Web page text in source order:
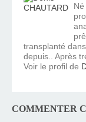
transplanté
depuis.. Après
Voir le profil de
COMMENTER